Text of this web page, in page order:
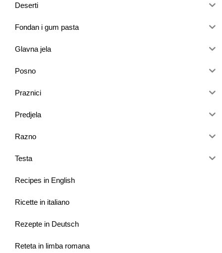
Deserti
Fondan i gum pasta
Glavna jela
Posno
Praznici
Predjela
Razno
Testa
Recipes in English
Ricette in italiano
Rezepte in Deutsch
Reteta in limba romana